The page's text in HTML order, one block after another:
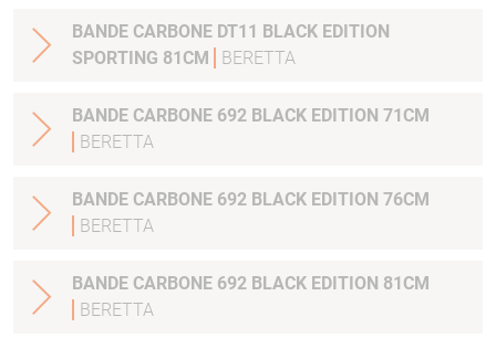
BANDE CARBONE DT11 BLACK EDITION
SPORTING 81CM
BERETTA
BANDE CARBONE 692 BLACK EDITION 71CM
BERETTA
BANDE CARBONE 692 BLACK EDITION 76CM
BERETTA
BANDE CARBONE 692 BLACK EDITION 81CM
BERETTA